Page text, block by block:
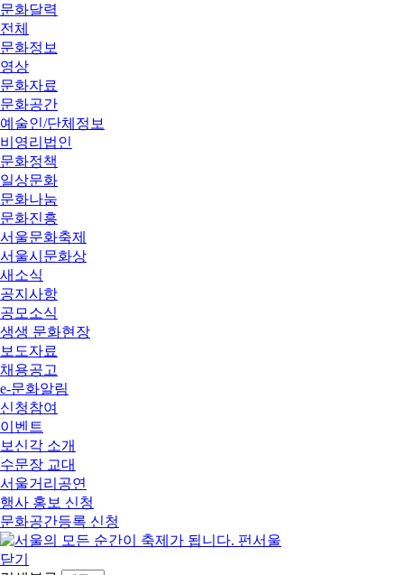
문화달력
전체
문화정보
영상
문화자료
문화공간
예술인/단체정보
비영리법인
문화정책
일상문화
문화나눔
문화진흥
서울문화축제
서울시문화상
새소식
공지사항
공모소식
생생 문화현장
보도자료
채용공고
e-문화알림
신청참여
이벤트
보신각 소개
수문장 교대
서울거리공연
행사 홍보 신청
문화공간등록 신청
닫기